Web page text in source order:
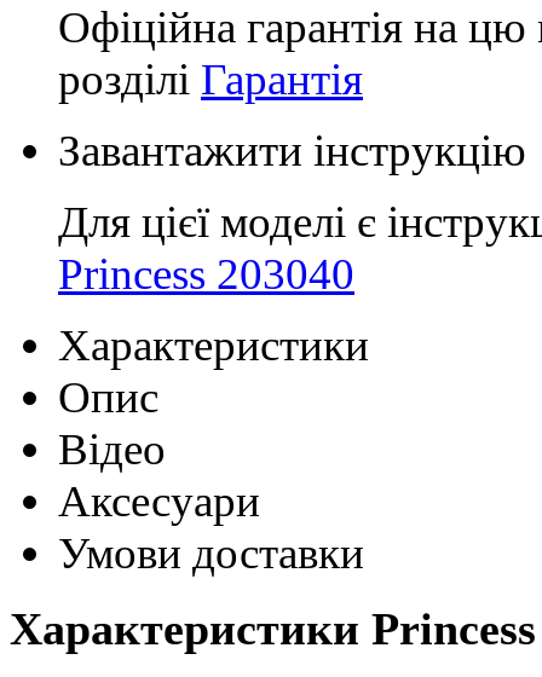
Офіційна гарантія на
розділі Гарантія
Завантажити інструкцію
Для цієї моделі є
Princess 203040
Характеристики
Опис
Відео
Аксесуари
Умови доставки
Характеристики Princess